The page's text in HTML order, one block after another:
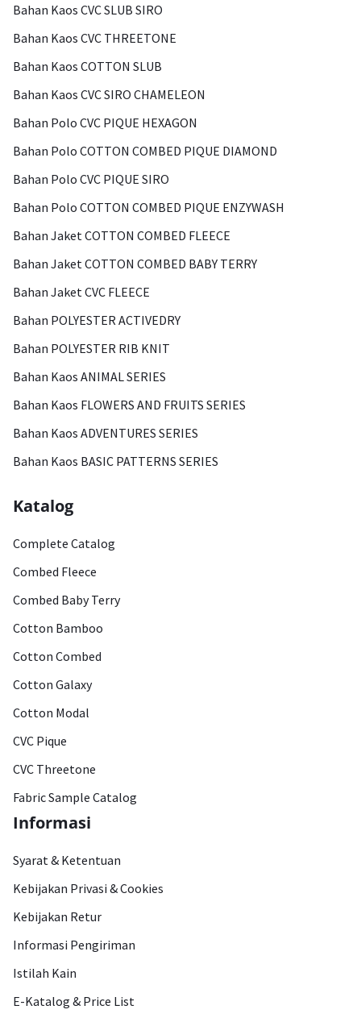
Bahan Kaos CVC SLUB SIRO
Bahan Kaos CVC THREETONE
Bahan Kaos COTTON SLUB
Bahan Kaos CVC SIRO CHAMELEON
Bahan Polo CVC PIQUE HEXAGON
Bahan Polo COTTON COMBED PIQUE DIAMOND
Bahan Polo CVC PIQUE SIRO
Bahan Polo COTTON COMBED PIQUE ENZYWASH
Bahan Jaket COTTON COMBED FLEECE
Bahan Jaket COTTON COMBED BABY TERRY
Bahan Jaket CVC FLEECE
Bahan POLYESTER ACTIVEDRY
Bahan POLYESTER RIB KNIT
Bahan Kaos ANIMAL SERIES
Bahan Kaos FLOWERS AND FRUITS SERIES
Bahan Kaos ADVENTURES SERIES
Bahan Kaos BASIC PATTERNS SERIES
Katalog
Complete Catalog
Combed Fleece
Combed Baby Terry
Cotton Bamboo
Cotton Combed
Cotton Galaxy
Cotton Modal
CVC Pique
CVC Threetone
Fabric Sample Catalog
Informasi
Syarat & Ketentuan
Kebijakan Privasi & Cookies
Kebijakan Retur
Informasi Pengiriman
Istilah Kain
E-Katalog & Price List